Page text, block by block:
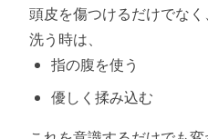
頭皮を傷つけるだけでなく、
洗う時は、
指の腹を使う
優しく揉み込む